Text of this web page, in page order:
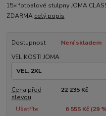
15× fotbalové stulpny JOMA
ZDARMA celý popis
Dostupnost
Není skladem
VELIKOSTI JOMA
Cena před
slevou
22 235 Kč
Ušetříte 6 555 Kč (29